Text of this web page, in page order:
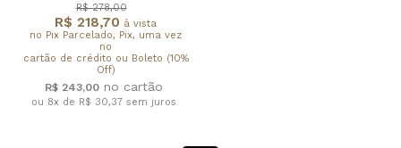
R$ 218,70 à vista
no Pix Parcelado, Pix, uma vez
no
cartão de crédito ou Boleto (10%
Off)
R$ 278,00
R$ 243,00
ou 8x de R$ 30,37 sem juros